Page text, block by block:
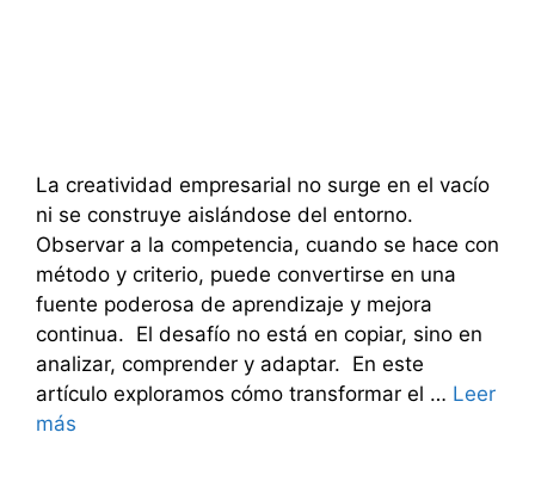
La creatividad empresarial no surge en el vacío
ni se construye aislándose del entorno.
Observar a la competencia, cuando se hace con
método y criterio, puede convertirse en una
fuente poderosa de aprendizaje y mejora
continua. El desafío no está en copiar, sino en
analizar, comprender y adaptar. En este
artículo exploramos cómo transformar el … Leer
más